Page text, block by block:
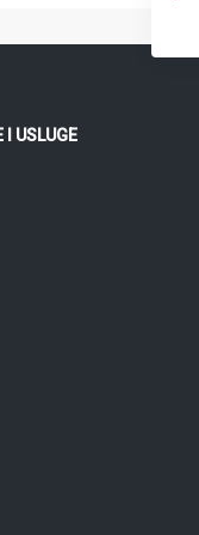
I USLUGE